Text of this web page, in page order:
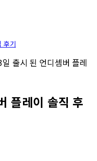
후기
플레이 솔직 후